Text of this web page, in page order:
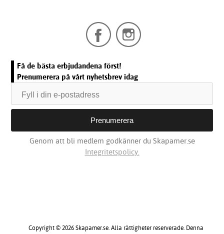
Få de bästa erbjudandena först!
Prenumerera på vårt nyhetsbrev idag
Genom att bli medlem godkänner du Skapamer.se
Integritetspolicy.
Copyright © 2026 Skapamer.se. Alla rättigheter reserverade. Denna